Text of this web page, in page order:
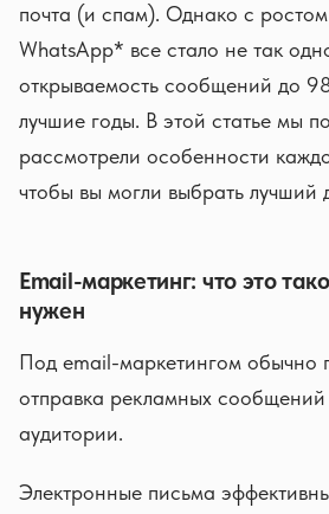
почта (и спам). Однако с
WhatsApp* все стало не так
открываемость сообщений до
лучшие годы. В этой статье мы
рассмотрели особенности
чтобы вы могли выбрать лучший
Email-маркетинг: что это
нужен
Под email-маркетингом обычно
отправка рекламных сообщений
аудитории.
Электронные письма